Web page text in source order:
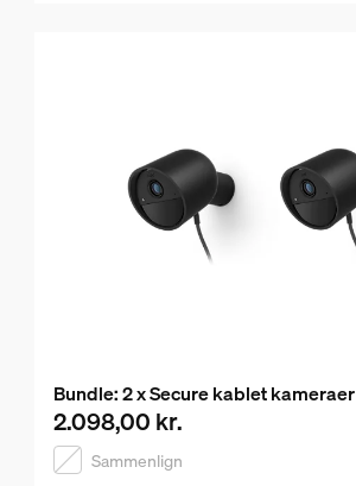
Bundle: 2 x Secure kablet kameraer
Nuværende pris er 2.098,00 kr.
2.098,00 kr.
Sammenlign